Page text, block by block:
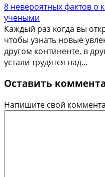
8 невероятных фактов о
учеными
Каждый раз когда вы
чтобы узнать новые
другом континенте, в
устали трудятся над...
Оставить
Напишите свой